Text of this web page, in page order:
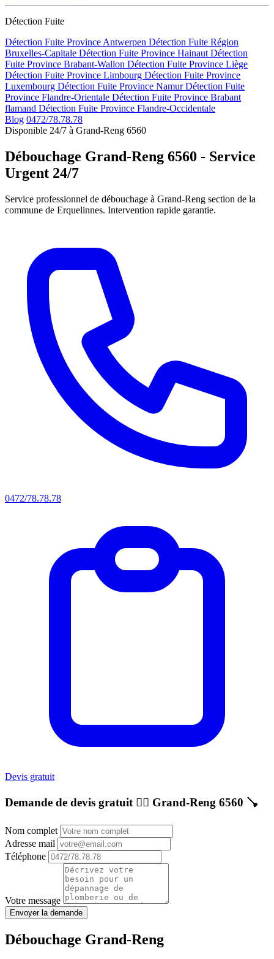
Détection Fuite
Détection Fuite Province Antwerpen Détection Fuite Région
Bruxelles-Capitale Détection Fuite Province Hainaut Détection
Fuite Province Brabant-Wallon Détection Fuite Province Liège
Détection Fuite Province Limbourg Détection Fuite Province
Luxembourg Détection Fuite Province NamurDétection Fuite
Province Flandre-Orientale Détection Fuite Province Brabant
flamand Détection Fuite Province Flandre-Occidentale
Blog 0472/78.78.78
Disponible 24/7 à Grand-Reng 6560
Débouchage Grand-Reng 6560 - Service
Urgent 24/7
Service professionnel de débouchage à Grand-Reng section de la
commune de Erquelinnes. Intervention rapide garantie.
0472/78.78.78
Devis gratuit
Demande de devis gratuit 👷‍♂️ Grand-Reng 6560 🪠
Nom complet
Adresse mail
Téléphone
Votre message
Envoyer la demande
Débouchage Grand-Reng